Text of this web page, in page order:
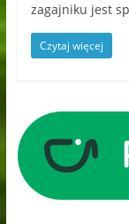
zagajniku jest
Czytaj więcej